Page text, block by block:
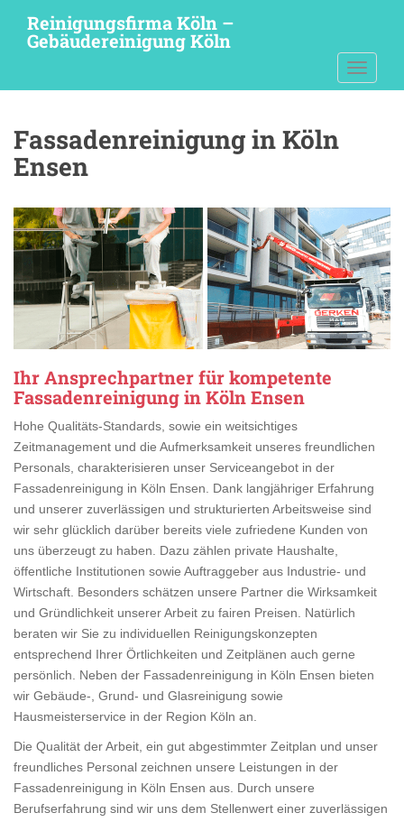
t
Reinigungsfirma Köln –
Gebäudereinigung Köln
Fassadenreinigung in Köln
Ensen
Ihr Ansprechpartner für kompetente
Fassadenreinigung in Köln Ensen
Hohe Qualitäts-Standards, sowie ein weitsichtiges
Zeitmanagement und die Aufmerksamkeit unseres freundlichen
Personals, charakterisieren unser Serviceangebot in der
Fassadenreinigung in Köln Ensen. Dank langjähriger Erfahrung
und unserer zuverlässigen und strukturierten Arbeitsweise sind
wir sehr glücklich darüber bereits viele zufriedene Kunden von
uns überzeugt zu haben. Dazu zählen private Haushalte,
öffentliche Institutionen sowie Auftraggeber aus Industrie- und
Wirtschaft. Besonders schätzen unsere Partner die Wirksamkeit
und Gründlichkeit unserer Arbeit zu fairen Preisen. Natürlich
beraten wir Sie zu individuellen Reinigungskonzepten
entsprechend Ihrer Örtlichkeiten und Zeitplänen auch gerne
persönlich. Neben der Fassadenreinigung in Köln Ensen bieten
wir Gebäude-, Grund- und Glasreinigung sowie
Hausmeisterservice in der Region Köln an.
Die Qualität der Arbeit, ein gut abgestimmter Zeitplan und unser
freundliches Personal zeichnen unsere Leistungen in der
Fassadenreinigung in Köln Ensen aus. Durch unsere
Berufserfahrung sind wir uns dem Stellenwert einer zuverlässigen